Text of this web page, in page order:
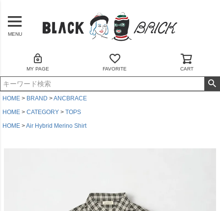
MENU
MY PAGE FAVORITE CART
HOME BRAND
ANCBRACE
HOME
CATEGORY
TOPS
HOME
Air Hybrid Merino Shirt